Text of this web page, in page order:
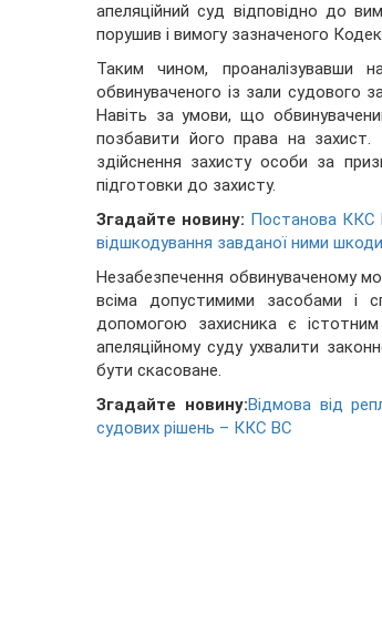
апеляційний суд відповідно до
порушив і вимогу зазначеного
Таким чином, проаналізувавши
обвинуваченого із зали судового
Навіть за умови, що
позбавити його права на захист.
здійснення захисту особи за
підготовки до захисту.
Згадайте новину: Постанова ККС
відшкодування завданої ними шкоди
Незабезпечення обвинуваченому
всіма допустимими засобами і
допомогою захисника є
апеляційному суду ухвалити
бути скасоване.
Згадайте новину:Відмова від
судових рішень – ККС ВС